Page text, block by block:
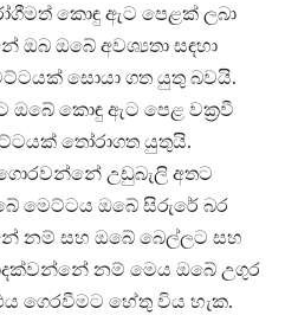
කොඳු ඇට පෙළක් ලබා
ඔබ ඔබේ අවශ්‍යතා සඳහා
සොයා ගත යුතු බවයි.
ඔබේ කොඳු ඇට පෙළ වක්‍රවී
තෝරාගත යුතුයි.
උඩුබැලි අතට
මෙට්ටය ඔබේ සිරුරේ බර
නම් සහ ඔබේ බෙල්ලට සහ
නම් මෙය ඔබේ උගුර
ගෙරවීමට හේතු විය හැක.